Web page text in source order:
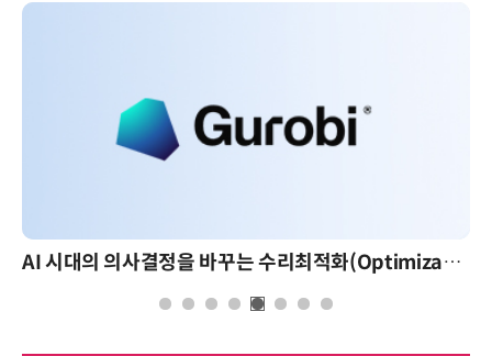
AI 시대의 의사결정을 바꾸는 수리최적화(Optimization): 실제 산업 적용 사례와 활용 전략